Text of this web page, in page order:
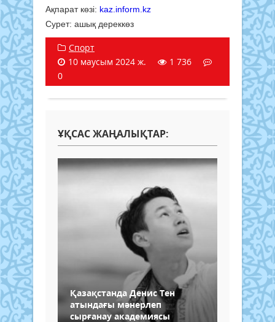
Ақпарат көзі: kaz.inform.kz
Сурет: ашық дереккөз
Спорт
10 маусым 2024 ж.
1 736
0
ҰҚСАС ЖАҢАЛЫҚТАР:
Қазақстанда Денис Тен
атындағы мәнерлеп
сырғанау академиясы